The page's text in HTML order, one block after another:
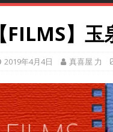
【FILMS】
2019年4月4日 真喜屋 力